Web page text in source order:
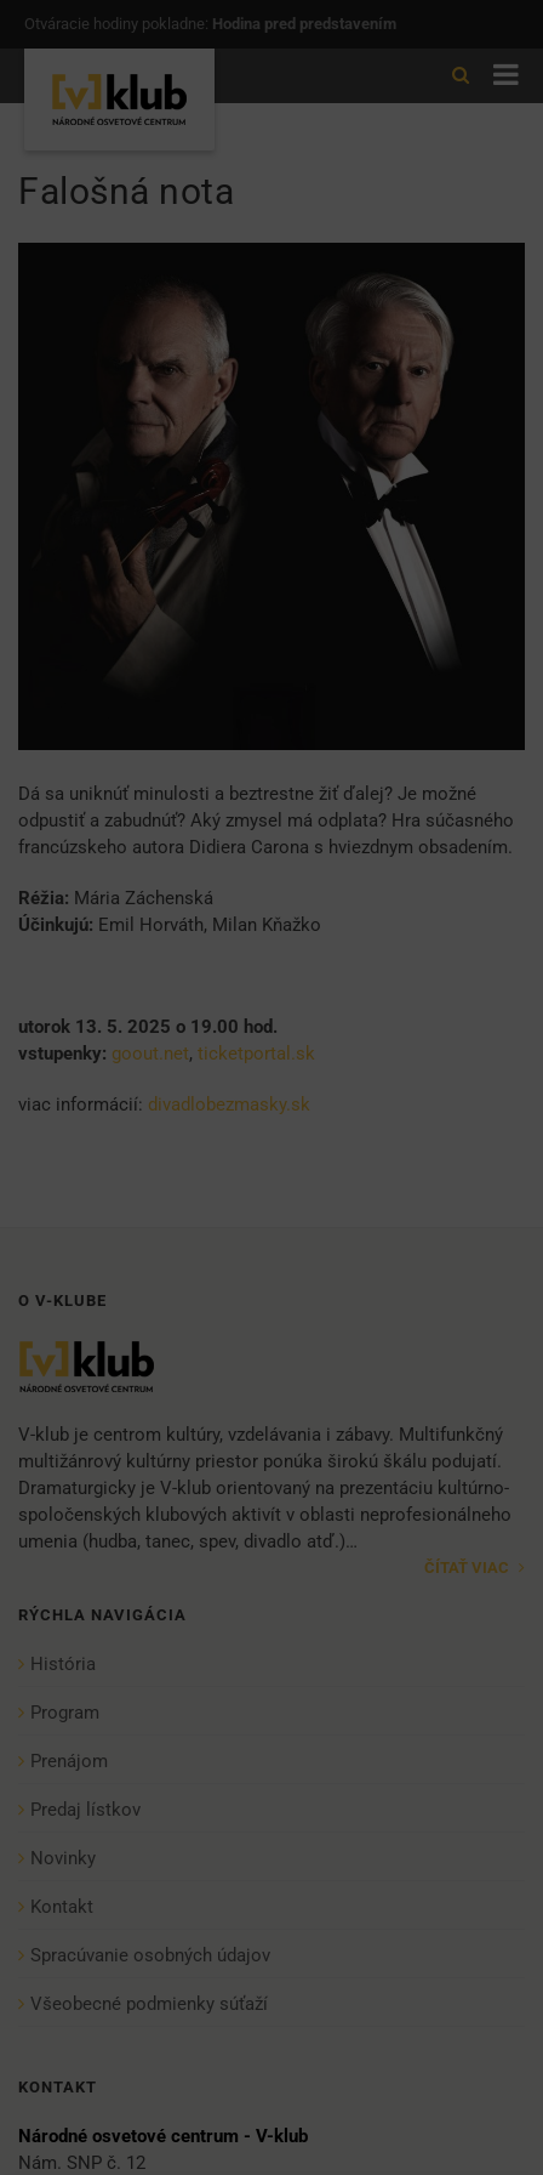
Otváracie hodiny pokladne: Hodina pred predstavením
Falošná nota
Dá sa uniknúť minulosti a beztrestne žiť ďalej? Je možné
odpustiť a zabudnúť? Aký zmysel má odplata? Hra súčasného
francúzskeho autora Didiera Carona s hviezdnym obsadením.
Réžia: Mária Záchenská
Účinkujú: Emil Horváth, Milan Kňažko
utorok 13. 5. 2025 o 19.00 hod.
vstupenky: goout.net, ticketportal.sk
viac informácií: divadlobezmasky.sk
O V-KLUBE
V-klub je centrom kultúry, vzdelávania i zábavy. Multifunkčný
multižánrový kultúrny priestor ponúka širokú škálu podujatí.
Dramaturgicky je V-klub orientovaný na prezentáciu kultúrno-
spoločenských klubových aktivít v oblasti neprofesionálneho
umenia (hudba, tanec, spev, divadlo atď.)…
ČÍTAŤ VIAC
RÝCHLA NAVIGÁCIA
História
Program
Prenájom
Predaj lístkov
Novinky
Kontakt
Spracúvanie osobných údajov
Všeobecné podmienky súťaží
KONTAKT
Národné osvetové centrum - V-klub
Nám. SNP č. 12